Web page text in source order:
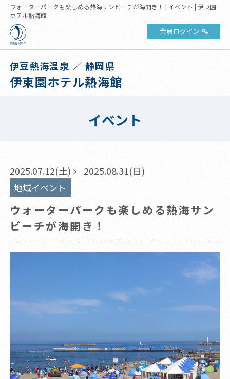
ウォーターパークも楽しめる熱海サンビーチが海開き！ | イベント | 伊東園
ホテル熱海館
会員ログイン
伊豆熱海温泉 ／ 静岡県
伊東園ホテル熱海館
イベント
2025.07.12(土) 2025.08.31(日)
地域イベント
ウォーターパークも楽しめる熱海サン
ビーチが海開き！